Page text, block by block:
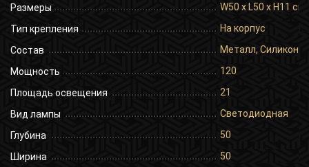
Размеры W50 x L50 x H11 cm
Тип крепления На корпус
Состав Металл, Силикон
Мощность 120
Площадь освещения 21
Вид лампы Светодиодная
Глубина 50
Ширина 50